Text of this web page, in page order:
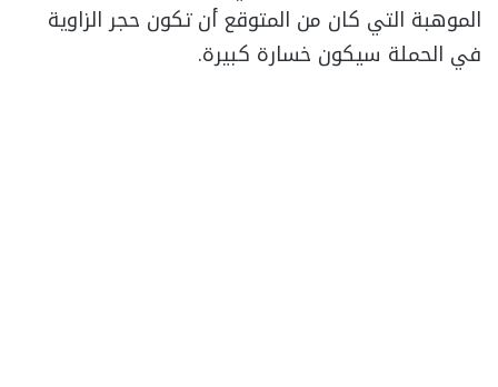
الموهبة التي كان من المتوقع أن تكون حجر الزاوية
في الحملة سيكون خسارة كبيرة.